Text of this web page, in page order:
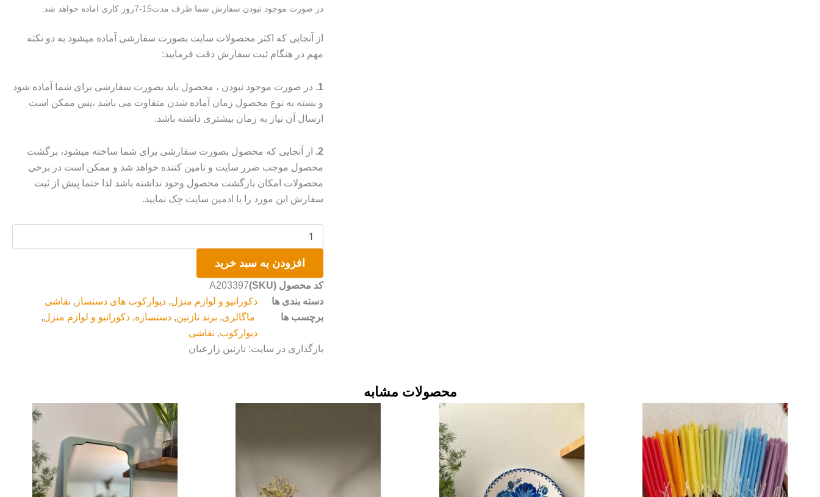
در صورت موجود نبودن سفارش شما ظرف مدت15-7روز کاری اماده خواهد شد.
از آنجایی که اکثر محصولات سایت بصورت سفارشی آماده میشود به دو نکته
مهم در هنگام ثبت سفارش دقت فرمایید:
1. در صورت موجود نبودن ، محصول باید بصورت سفارشی برای شما آماده شود
و بسته به نوع محصول زمان آماده شدن متفاوت می باشد ،پس ممکن است
ارسال آن نیاز به زمان بیشتری داشته باشد.
2.
از آنجایی که محصول بصورت سفارشی برای شما ساخته میشود، برگشت
محصول موجب ضرر سایت و تامین کننده خواهد شد و ممکن است در برخی
محصولات امکان بازگشت محصول وجود نداشته باشد لذا حتما پیش از ثبت
سفارش این مورد را با ادمین سایت چک نمایید.
کوب
افزودن به سبد خرید
کد محصول (SKU)
A203397
دسته بندی ها
دکوراتیو و لوازم منزل,دیوارکوب های دستساز , نقاشی
برچسب ها
ماگالری, برند نازنین,دستسازه,دکوراتیو و لوازم منزل,
دیوارکوب, نقاشی
بارگذاری در سایت: نازنین زارعیان
محصولات مشابه